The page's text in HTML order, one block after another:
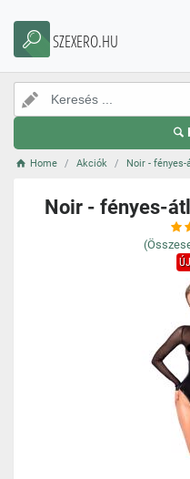
SZEXERO.HU
Home Akciók Noir -
Noir - fényes-